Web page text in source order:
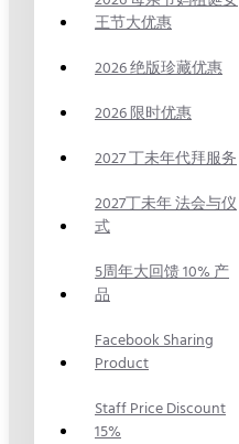
王节大优惠
2026 绝版珍藏优惠
2026 限时优惠
2027 丁未年代拜服务
2027丁未年 法会与仪
式
5周年大回馈 10% 产
品
Facebook Sharing
Product
Staff Price Discount
15%